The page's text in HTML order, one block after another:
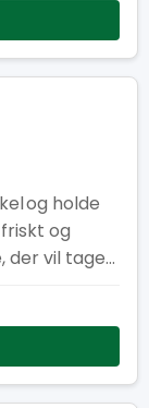
og holde
og
der vil tage
under